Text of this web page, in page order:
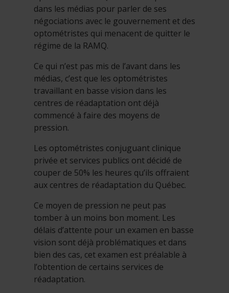
dans les médias pour parler de ses
négociations avec le gouvernement et des
optométristes qui menacent de quitter le
régime de la RAMQ.
Ce qui n’est pas mis de l’avant dans les
médias, c’est que les optométristes
travaillant en basse vision dans les
centres de réadaptation ont déjà
commencé à faire des moyens de
pression.
Les optométristes conjuguant clinique
privée et services publics ont décidé de
couper de 50% les heures qu’ils offraient
aux centres de réadaptation du Québec.
Ce moyen de pression ne peut pas
tomber à un moins bon moment. Les
délais d’attente pour un examen en basse
vision sont déjà problématiques et dans
bien des cas, cet examen est préalable à
l’obtention de certains services de
réadaptation.